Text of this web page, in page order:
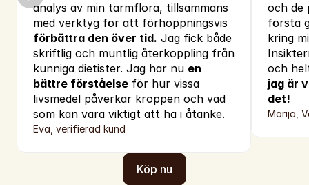
analys av min tarmflora, tillsammans
med verktyg för att förhoppningsvis
förbättra den över tid. Jag fick både
skriftlig och muntlig återkoppling från
kunniga dietister. Jag har nu en
bättre förståelse för hur vissa
livsmedel påverkar kroppen och vad
som kan vara viktigt att ha i åtanke.
Eva, verifierad kund
och de
första
kring
och
jag är
det!
Marija,
Köp nu